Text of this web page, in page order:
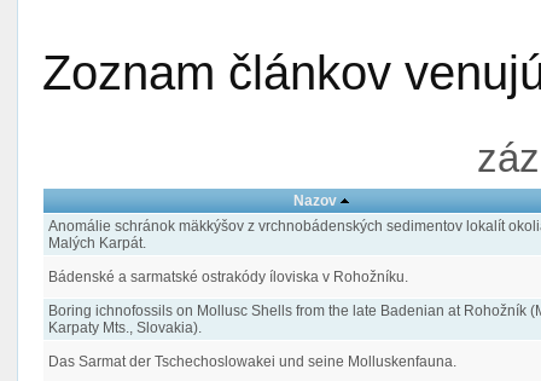
Zoznam článkov
Nazov
Anomálie schránok mäkkýšov z vrchnobádenských sedimentov lokalít
Malých Karpát.
Bádenské a sarmatské ostrakódy íloviska v Rohožníku.
Boring ichnofossils on Mollusc Shells from the late Badenian at Rohožník
Karpaty Mts., Slovakia).
Das Sarmat der Tschechoslowakei und seine Molluskenfauna.